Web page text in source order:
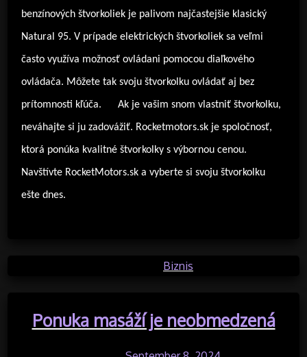
benzínových štvorkoliek je palivom najčastejšie klasický
Natural 95. V prípade elektrických štvorkoliek sa veľmi
často využíva možnosť ovládani pomocou diaľkového
ovládača. Môžete tak svoju štvorkolku ovládať aj bez
prítomnosti kľúča. Ak je vašim snom vlastniť štvorkolku,
neváhajte si ju zadovážiť. Rocketmotors.sk je spoločnosť,
ktorá ponúka kvalitné štvorkolky s výbornou cenou.
Navštívte RocketMotors.sk a vyberte si svoju štvorkolku
ešte dnes.
Biznis
Ponuka masáží je neobmedzená